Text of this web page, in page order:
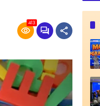
413